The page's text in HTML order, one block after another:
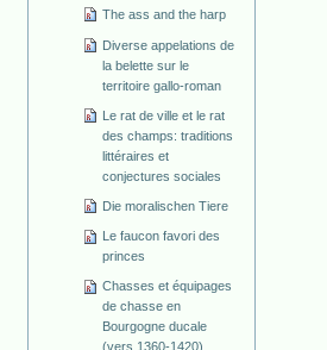
The ass and the harp
Diverse appelations de
la belette sur le
territoire gallo-roman
Le rat de ville et le rat
des champs: traditions
littéraires et
conjectures sociales
Die moralischen Tiere
Le faucon favori des
princes
Chasses et équipages
de chasse en
Bourgogne ducale
(vers 1360-1420)